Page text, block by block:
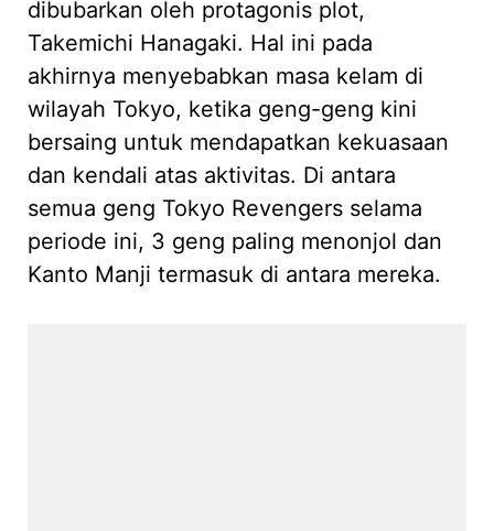
dibubarkan oleh protagonis plot,
Takemichi Hanagaki. Hal ini pada
akhirnya menyebabkan masa kelam di
wilayah Tokyo, ketika geng-geng kini
bersaing untuk mendapatkan kekuasaan
dan kendali atas aktivitas. Di antara
semua geng Tokyo Revengers selama
periode ini, 3 geng paling menonjol dan
Kanto Manji termasuk di antara mereka.